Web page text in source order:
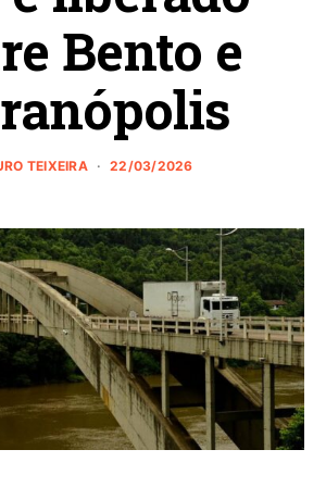
Bento e
TEIXEIRA 22/03/2026